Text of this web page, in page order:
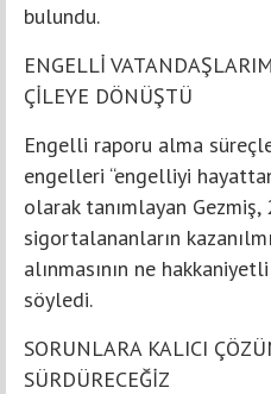
bulundu.
ENGELLİ
ÇİLEYE DÖNÜŞTÜ
Engelli raporu alma
engelleri “engelliyi
olarak tanımlayan Gezmiş,
sigortalananların
alınmasının ne
söyledi.
SORUNLARA KALICI
SÜRDÜRECEĞİZ